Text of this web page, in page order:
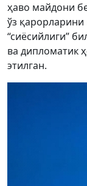
ҳаво майдони
ўз
“сиёсийлиги”
ва дипломатик
этилган.